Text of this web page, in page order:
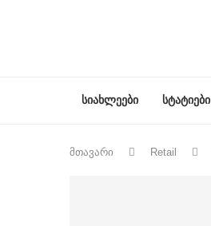
სიახლეები სტატიები
მთავარი Retail